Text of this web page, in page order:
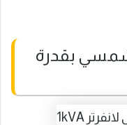
شمسي بقدرة